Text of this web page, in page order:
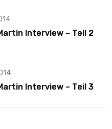
Interview – Teil 2
Interview – Teil 3